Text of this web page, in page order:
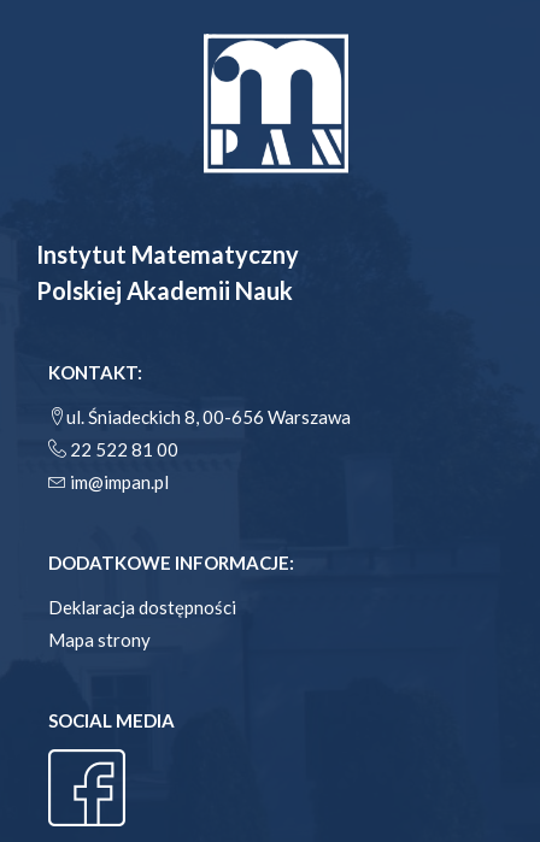
Instytut Matematyczny
Polskiej Akademii Nauk
KONTAKT:
ul. Śniadeckich 8, 00-656 Warszawa
22 522 81 00
im@impan.pl
DODATKOWE INFORMACJE:
Deklaracja dostępności
Mapa strony
SOCIAL MEDIA